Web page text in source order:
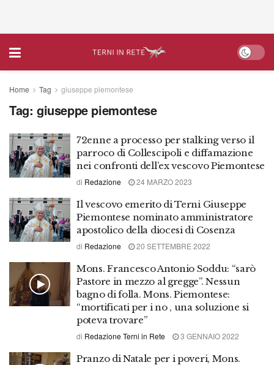
Home Tag giuseppe piemontese
Tag: giuseppe piemontese
72enne a processo per stalking verso il
parroco di Collescipoli e diffamazione
nei confronti dell’ex vescovo Piemontese
di Redazione 24 MARZO 2023
Il vescovo emerito di Terni Giuseppe
Piemontese nominato amministratore
apostolico della diocesi di Cosenza
di Redazione 20 SETTEMBRE 2022
Mons. Francesco Antonio Soddu: “sarò
Pastore in mezzo al gregge”. Nessun
bagno di folla. Mons. Piemontese:
“mortificati per i no , una soluzione si
poteva trovare”
di Redazione Terni in Rete 3 GENNAIO 2022
Pranzo di Natale per i poveri, Mons.